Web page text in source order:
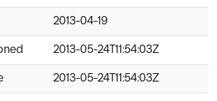
2013-04-19
2013-05-24T11:54:03Z
2013-05-24T11:54:03Z